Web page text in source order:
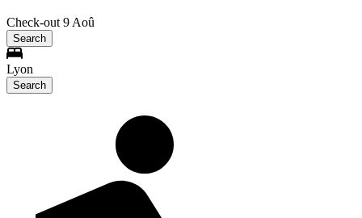
Check-out 9 Aoû
Search
Lyon
Search